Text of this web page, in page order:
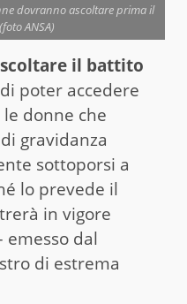
dovranno ascoltare prima il
ANSA)
il battito
poter accedere
le donne che
gravidanza
sottoporsi a
lo prevede il
in vigore
emesso dal
di estrema